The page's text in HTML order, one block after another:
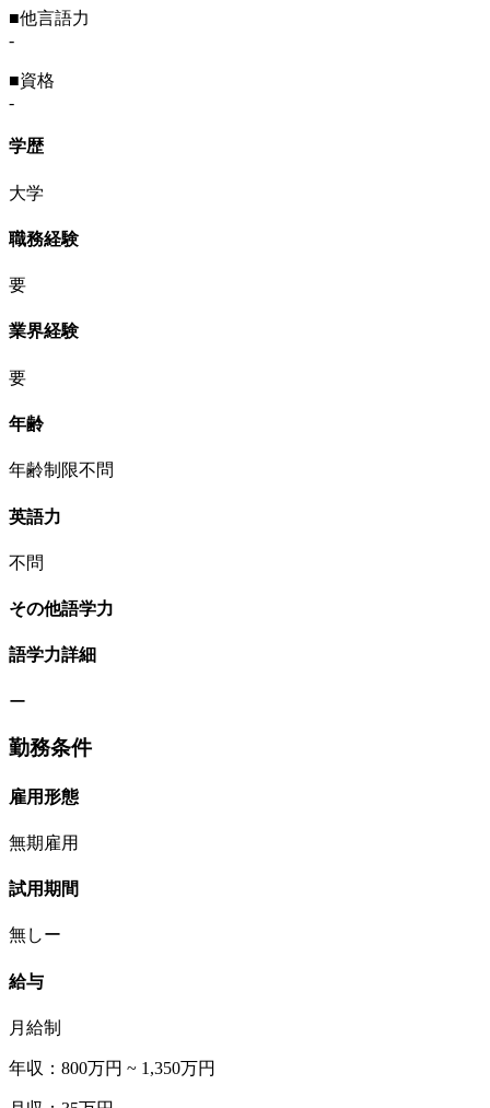
■他言語力
-
■資格
-
学歴
大学
職務経験
要
業界経験
要
年齢
年齢制限不問
英語力
不問
その他語学力
語学力詳細
ー
勤務条件
雇用形態
無期雇用
試用期間
無しー
給与
月給制
年収：800万円 ~ 1,350万円